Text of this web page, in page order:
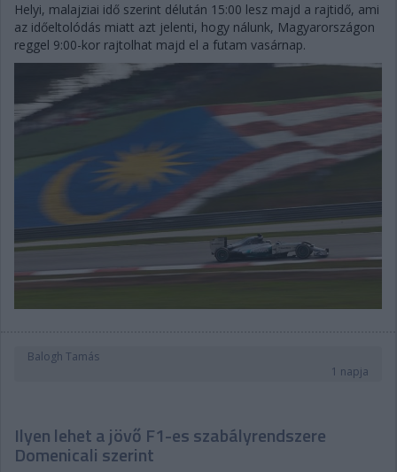
Helyi, malajziai idő szerint délután 15:00 lesz majd a rajtidő, ami
az időeltolódás miatt azt jelenti, hogy nálunk, Magyarországon
reggel 9:00-kor rajtolhat majd el a futam vasárnap.
Balogh Tamás
1 napja
Ilyen lehet a jövő F1-es szabályrendszere
Domenicali szerint